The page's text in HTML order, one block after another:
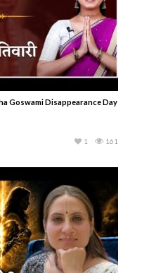
Goswami Disappearance Day
161
1